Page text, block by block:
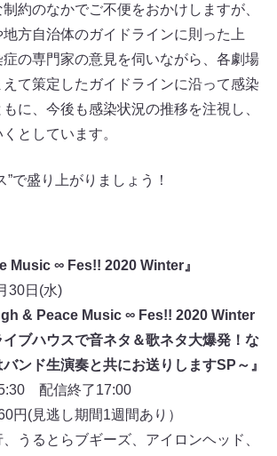
約のなかでご不便をおかけしますが、
方自治体のガイドラインに則った上
の専門家の意見を伺いながら、各劇場
て策定したガイドラインに沿って感染
に、今後も感染状況の推移を注視し、
としています。
”で盛り上がりましょう！
Music ∞ Fes!! 2020 Winter』
30日(水)
& Peace Music ∞ Fes!! 2020 Winter
ブハウスで音ネタ＆歌ネタ大爆発！な
ンド生演奏と共にお送りしますSP～』
配信終了17:00
円(見逃し期間1週間あり）
うるとらブギーズ、アイロンヘッド、